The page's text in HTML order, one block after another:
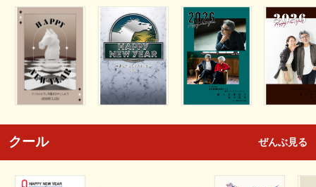
クール ぜんぶ見る